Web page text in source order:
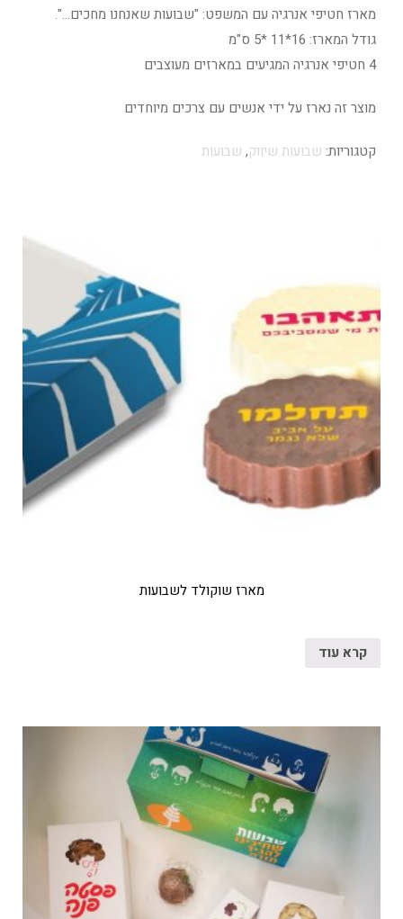
מארז חטיפי אנרגיה עם המשפט: "שבועות שאנחנו מחכים…".
גודל המארז: 16*11 *5 ס"מ
4 חטיפי אנרגיה המגיעים במארזים מעוצבים
מוצר זה נארז על ידי אנשים עם צרכים מיוחדים
קטגוריות: שבועות שיווק, שבועות
מארז שוקולד לשבועות
קרא עוד